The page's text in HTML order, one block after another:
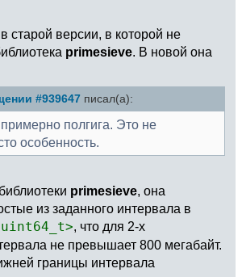
старой версии, в которой не
primesieve. В новой она
#939647 писал(а):
полгига. Это не
особенность.
primesieve, она
из заданного интервала в
, что для 2-х
не превышает 800 мегабайт.
границы интервала